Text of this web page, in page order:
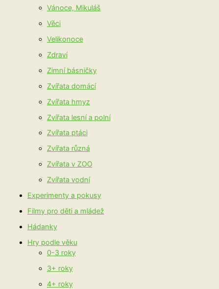
Vánoce, Mikuláš
Věci
Velikonoce
Zdraví
Zimní básničky
Zvířata domácí
Zvířata hmyz
Zvířata lesní a polní
Zvířata ptáci
Zvířata různá
Zvířata v ZOO
Zvířata vodní
Experimenty a pokusy
Filmy pro děti a mládež
Hádanky
Hry podle věku
0-3 roky
3+ roky
4+ roky